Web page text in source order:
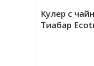
Кулер с
Тиабар